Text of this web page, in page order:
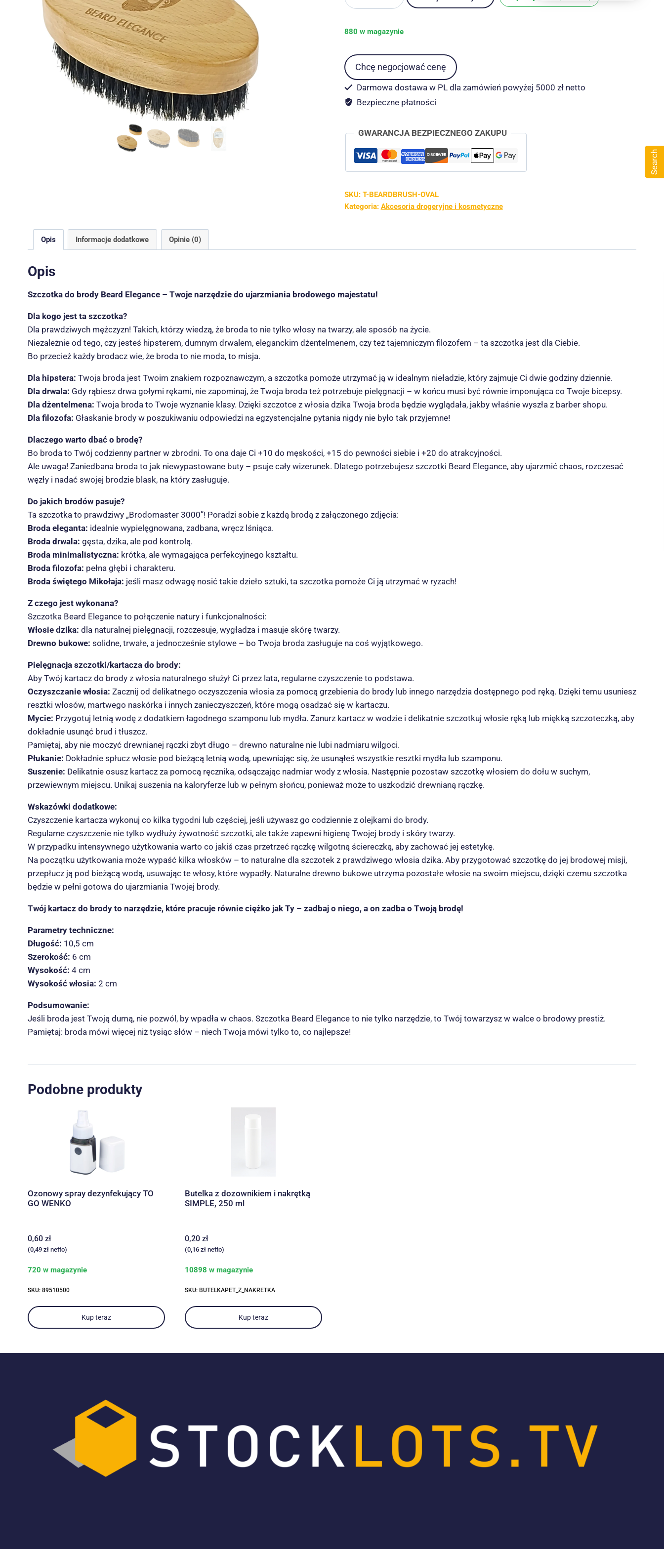
do
z
naturalnym
włosiem
dzika
880 w magazynie
Chcę negocjować cenę
Darmowa dostawa w PL dla zamówień powyżej 5000 zł netto
Bezpieczne płatności
GWARANCJA BEZPIECZNEGO ZAKUPU
SKU: T-BEARDBRUSH-OVAL
Kategoria: Akcesoria drogeryjne i kosmetyczne
Opis Informacje dodatkowe Opinie (0)
Opis
Szczotka do brody Beard Elegance – Twoje narzędzie do ujarzmiania brodowego majestatu!
Dla kogo jest ta szczotka?
Dla prawdziwych mężczyzn! Takich, którzy wiedzą, że broda to nie tylko włosy na twarzy, ale sposób na życie.
Niezależnie od tego, czy jesteś hipsterem, dumnym drwalem, eleganckim dżentelmenem, czy też tajemniczym filozofem – ta szczotka jest dla Ciebie.
Bo przecież każdy brodacz wie, że broda to nie moda, to misja.
Dla hipstera: Twoja broda jest Twoim znakiem rozpoznawczym, a szczotka pomoże utrzymać ją w idealnym nieładzie, który zajmuje Ci dwie godziny dziennie.
Dla drwala: Gdy rąbiesz drwa gołymi rękami, nie zapominaj, że Twoja broda też potrzebuje pielęgnacji – w końcu musi być równie imponująca co Twoje bicepsy.
Dla dżentelmena: Twoja broda to Twoje wyznanie klasy. Dzięki szczotce z włosia dzika Twoja broda będzie wyglądała, jakby właśnie wyszła z barber shopu.
Dla filozofa: Głaskanie brody w poszukiwaniu odpowiedzi na egzystencjalne pytania nigdy nie było tak przyjemne!
Dlaczego warto dbać o brodę?
Bo broda to Twój codzienny partner w zbrodni. To ona daje Ci +10 do męskości, +15 do pewności siebie i +20 do atrakcyjności.
Ale uwaga! Zaniedbana broda to jak niewypastowane buty – psuje cały wizerunek. Dlatego potrzebujesz szczotki Beard Elegance, aby ujarzmić chaos, rozczesać
węzły i nadać swojej brodzie blask, na który zasługuje.
Do jakich brodów pasuje?
Ta szczotka to prawdziwy „Brodomaster 3000”! Poradzi sobie z każdą brodą z załączonego zdjęcia:
Broda eleganta: idealnie wypielęgnowana, zadbana, wręcz lśniąca.
Broda drwala: gęsta, dzika, ale pod kontrolą.
Broda minimalistyczna: krótka, ale wymagająca perfekcyjnego kształtu.
Broda filozofa: pełna głębi i charakteru.
Broda świętego Mikołaja: jeśli masz odwagę nosić takie dzieło sztuki, ta szczotka pomoże Ci ją utrzymać w ryzach!
Z czego jest wykonana?
Szczotka Beard Elegance to połączenie natury i funkcjonalności:
Włosie dzika: dla naturalnej pielęgnacji, rozczesuje, wygładza i masuje skórę twarzy.
Drewno bukowe: solidne, trwałe, a jednocześnie stylowe – bo Twoja broda zasługuje na coś wyjątkowego.
Pielęgnacja szczotki/kartacza do brody:
Aby Twój kartacz do brody z włosia naturalnego służył Ci przez lata, regularne czyszczenie to podstawa.
Oczyszczanie włosia: Zacznij od delikatnego oczyszczenia włosia za pomocą grzebienia do brody lub innego narzędzia dostępnego pod ręką. Dzięki temu usuniesz
resztki włosów, martwego naskórka i innych zanieczyszczeń, które mogą osadzać się w kartaczu.
Mycie: Przygotuj letnią wodę z dodatkiem łagodnego szamponu lub mydła. Zanurz kartacz w wodzie i delikatnie szczotkuj włosie ręką lub miękką szczoteczką, aby
dokładnie usunąć brud i tłuszcz.
Pamiętaj, aby nie moczyć drewnianej rączki zbyt długo – drewno naturalne nie lubi nadmiaru wilgoci.
Płukanie: Dokładnie spłucz włosie pod bieżącą letnią wodą, upewniając się, że usunąłeś wszystkie resztki mydła lub szamponu.
Suszenie: Delikatnie osusz kartacz za pomocą ręcznika, odsączając nadmiar wody z włosia. Następnie pozostaw szczotkę włosiem do dołu w suchym,
przewiewnym miejscu. Unikaj suszenia na kaloryferze lub w pełnym słońcu, ponieważ może to uszkodzić drewnianą rączkę.
Wskazówki dodatkowe:
Czyszczenie kartacza wykonuj co kilka tygodni lub częściej, jeśli używasz go codziennie z olejkami do brody.
Regularne czyszczenie nie tylko wydłuży żywotność szczotki, ale także zapewni higienę Twojej brody i skóry twarzy.
W przypadku intensywnego użytkowania warto co jakiś czas przetrzeć rączkę wilgotną ściereczką, aby zachować jej estetykę.
Na początku użytkowania może wypaść kilka włosków – to naturalne dla szczotek z prawdziwego włosia dzika. Aby przygotować szczotkę do jej brodowej misji,
przepłucz ją pod bieżącą wodą, usuwając te włosy, które wypadły. Naturalne drewno bukowe utrzyma pozostałe włosie na swoim miejscu, dzięki czemu szczotka
będzie w pełni gotowa do ujarzmiania Twojej brody.
Twój kartacz do brody to narzędzie, które pracuje równie ciężko jak Ty – zadbaj o niego, a on zadba o Twoją brodę!
Parametry techniczne:
Długość: 10,5 cm
Szerokość: 6 cm
Wysokość: 4 cm
Wysokość włosia: 2 cm
Podsumowanie:
Jeśli broda jest Twoją dumą, nie pozwól, by wpadła w chaos. Szczotka Beard Elegance to nie tylko narzędzie, to Twój towarzysz w walce o brodowy prestiż.
Pamiętaj: broda mówi więcej niż tysiąc słów – niech Twoja mówi tylko to, co najlepsze!
Podobne produkty
Ozonowy spray dezynfekujący TO
GO WENKO
0,60 zł
(0,49 zł netto)
720 w magazynie
SKU: 89510500
Kup teraz
Butelka z dozownikiem i nakrętką
SIMPLE, 250 ml
0,20 zł
(0,16 zł netto)
10898 w magazynie
SKU: BUTELKAPET_Z_NAKRETKA
Kup teraz
Search